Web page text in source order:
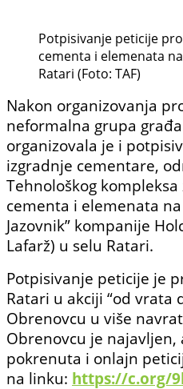
Potpisivanje peticije
cementa i elemenata
Ratari (Foto: TAF)
Nakon organizovanja
neformalna grupa
organizovala je i
izgradnje cementare,
Tehnološkog
cementa i elemenata
Jazovnik” kompanije
Lafarž) u selu Ratari.
Potpisivanje peticije je
Ratari u akciji “od vrata
Obrenovcu u više
Obrenovcu je najavljen,
pokrenuta i onlajn
na linku: https://c.org/